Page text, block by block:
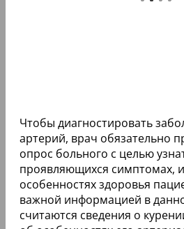
Чтобы диагностировать
артерий, врач обязательно
опрос больного с целью
проявляющихся симптомах,
особенностях здоровья
важной информацией в
считаются сведения о